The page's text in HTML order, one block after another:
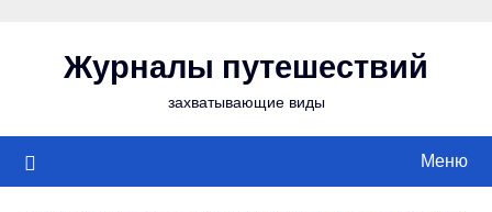
содержимомуЖурналы путешествий
захватывающие виды
Меню